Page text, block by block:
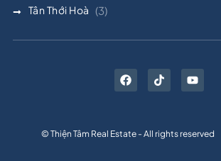
Tân Thới Hoà (3)
© Thiện Tâm Real Estate - All rights reserved